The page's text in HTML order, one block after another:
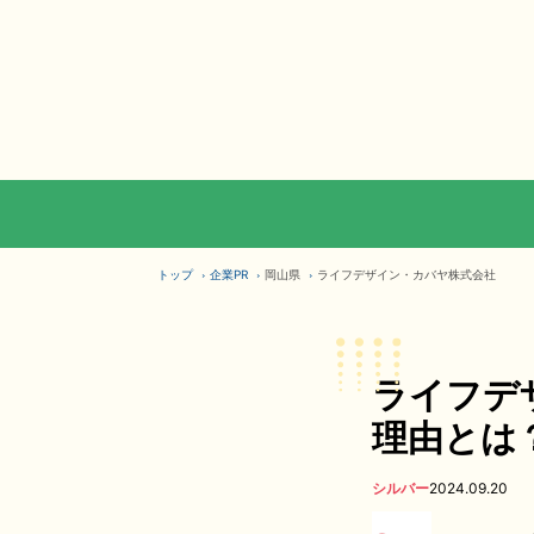
トップ 企業PR 岡山県 ライフデザイン・カバヤ株式会社
ライフ
理由とは
シルバー2024.09.20